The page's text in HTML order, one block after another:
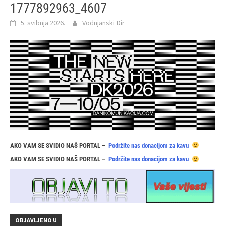
1777892963_4607
5. svibnja 2026. Vodnjanski Đir
AKO VAM SE SVIDIO NAŠ PORTAL – Podržite nas donacijom za kavu
AKO VAM SE SVIDIO NAŠ PORTAL – Podržite nas donacijom za kavu
OBJAVLJENO U